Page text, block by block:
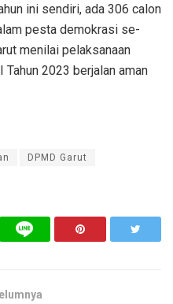
ini sendiri, ada 306 calon
pesta demokrasi se-
menilai pelaksanaan
2023 berjalan aman
DPMD Garut